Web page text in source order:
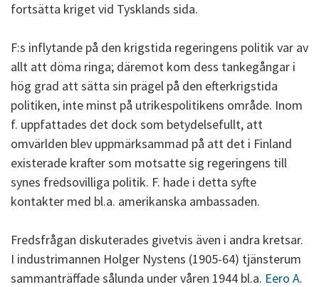
fortsätta kriget vid Tysklands sida.
F:s inflytande på den krigstida regeringens politik var av
allt att döma ringa; däremot kom dess tankegångar i
hög grad att sätta sin prägel på den efterkrigstida
politiken, inte minst på utrikespolitikens område. Inom
f. uppfattades det dock som betydelsefullt, att
omvärlden blev uppmärksammad på att det i Finland
existerade krafter som motsatte sig regeringens till
synes fredsovilliga politik. F. hade i detta syfte
kontakter med bl.a. amerikanska ambassaden.
Fredsfrågan diskuterades givetvis även i andra kretsar.
I industrimannen Holger Nystens (1905-64) tjänsterum
sammanträffade sålunda under våren 1944 bl.a. Eero A.